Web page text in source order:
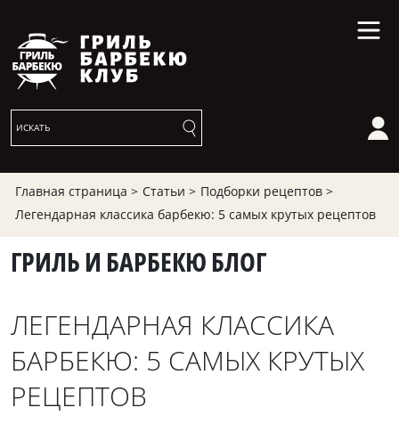
Главная страница > Статьи > Подборки рецептов >
Легендарная классика барбекю: 5 самых крутых рецептов
ГРИЛЬ И БАРБЕКЮ БЛОГ
ЛЕГЕНДАРНАЯ КЛАССИКА
БАРБЕКЮ: 5 САМЫХ КРУТЫХ
РЕЦЕПТОВ